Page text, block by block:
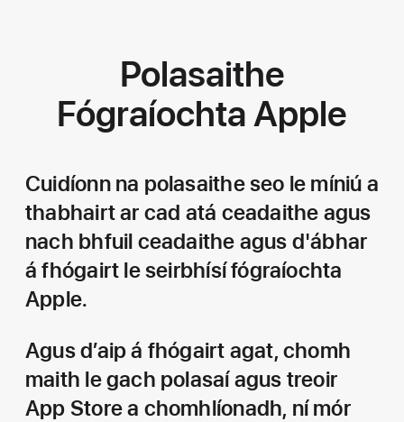
Polasaithe
Fógraíochta Apple
Cuidíonn na polasaithe seo le míniú a
thabhairt ar cad atá ceadaithe agus
nach bhfuil ceadaithe agus d'ábhar
á fhógairt le seirbhísí fógraíochta
Apple.
Agus d’aip á fhógairt agat, chomh
maith le gach polasaí agus treoir
App Store a chomhlíonadh, ní mór